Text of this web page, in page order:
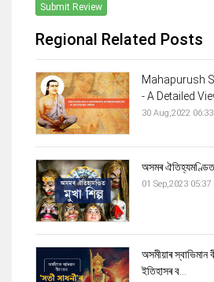
Submit Review
Regional Related Posts
Mahapurush
- A Detailed
30 Aug,2022
অসমৰ ঐতিহ্যমণ্ডিত
01 Sep,2023 05:37
অসমীয়াৰ স্বাভিমান
ইতিহাসৰ ব...